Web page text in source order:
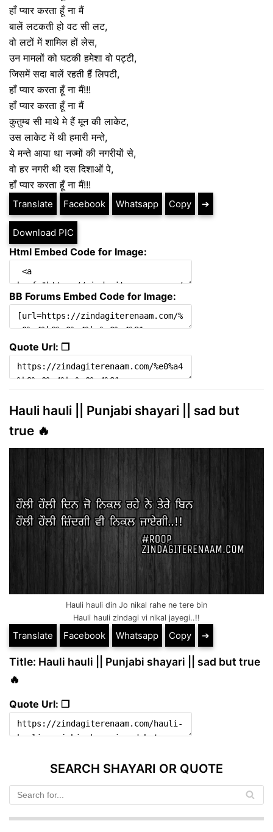
हाँ प्यार करता हूँ ना मैं
बालें लटकती हो वट सी लट,
वो लटों में शामिल हों लेस,
उन मामलों को घटकी हमेशा वो पट्टी,
जिसमें सदा बालें रहती हैं लिपटी,
हाँ प्यार करता हूँ ना मैं!!!
हाँ प्यार करता हूँ ना मैं
कुतुम्ब सी माथे मे हैं मून की लाकेट,
उस लाकेट में थी हमारी मन्ते,
ये मन्ते आया था नज्मों की नगरीयों से,
वो हर नगरी थी दस दिशाओं पे,
हाँ प्यार करता हूँ ना मैं!!!
Translate Facebook Whatsapp Copy ➔
Download PIC
Html Embed Code for Image:
BB Forums Embed Code for Image:
Quote Url: ❐
Hauli hauli || Punjabi shayari || sad but
true 🔥
Hauli hauli din Jo nikal rahe ne tere bin
Hauli hauli zindagi vi nikal jayegi..!!
Translate Facebook Whatsapp Copy ➔
Title: Hauli hauli || Punjabi shayari || sad but true
🔥
Quote Url: ❐
SEARCH SHAYARI OR QUOTE